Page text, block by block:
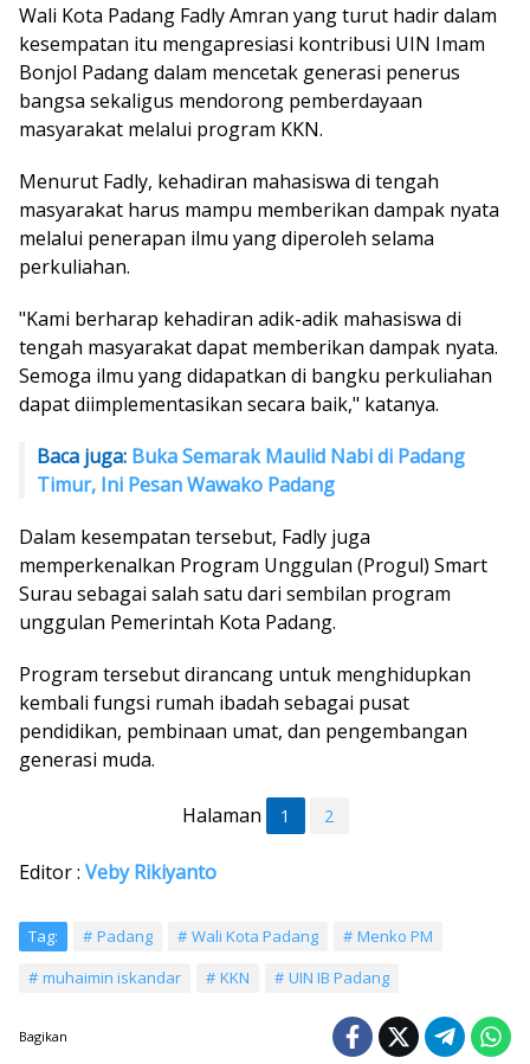
Wali Kota Padang Fadly Amran yang turut hadir dalam
kesempatan itu mengapresiasi kontribusi UIN Imam
Bonjol Padang dalam mencetak generasi penerus
bangsa sekaligus mendorong pemberdayaan
masyarakat melalui program KKN.
Menurut Fadly, kehadiran mahasiswa di tengah
masyarakat harus mampu memberikan dampak nyata
melalui penerapan ilmu yang diperoleh selama
perkuliahan.
"Kami berharap kehadiran adik-adik mahasiswa di
tengah masyarakat dapat memberikan dampak nyata.
Semoga ilmu yang didapatkan di bangku perkuliahan
dapat diimplementasikan secara baik," katanya.
Baca juga: Buka Semarak Maulid Nabi di Padang
Timur, Ini Pesan Wawako Padang
Dalam kesempatan tersebut, Fadly juga
memperkenalkan Program Unggulan (Progul) Smart
Surau sebagai salah satu dari sembilan program
unggulan Pemerintah Kota Padang.
Program tersebut dirancang untuk menghidupkan
kembali fungsi rumah ibadah sebagai pusat
pendidikan, pembinaan umat, dan pengembangan
generasi muda.
Halaman 1 2
Editor : Veby Rikiyanto
Tag: Padang Wali Kota Padang
Menko PM
muhaimin iskandar
KKN UIN IB Padang
Bagikan